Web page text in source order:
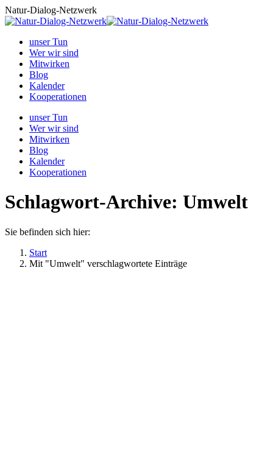
Zum
Inhalt
Natur-Dialog-Netzwerk
unser Tun
Wer wir sind
Mitwirken
Blog
Kalender
Kooperationen
unser Tun
Wer wir sind
Mitwirken
Blog
Kalender
Kooperationen
Schlagwort-Archive: Umwelt
Sie befinden sich hier:
Start
Mit "Umwelt" verschlagwortete Einträge